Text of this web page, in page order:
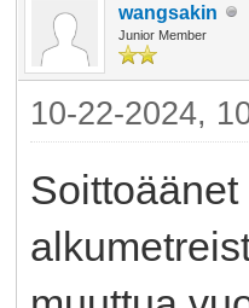
wangsakin
Junior Member
10-22-2024,